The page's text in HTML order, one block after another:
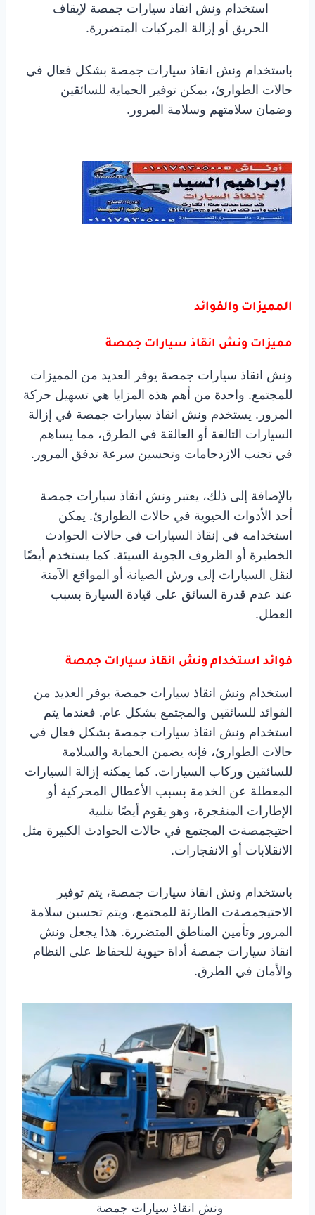
استخدام ونش انقاذ سيارات جمصة لإيقاف
الحريق أو إزالة المركبات المتضررة.
باستخدام ونش انقاذ سيارات جمصة بشكل فعال في
حالات الطوارئ، يمكن توفير الحماية للسائقين
وضمان سلامتهم وسلامة المرور.
المميزات والفوائد
مميزات ونش انقاذ سيارات جمصة
ونش انقاذ سيارات جمصة يوفر العديد من المميزات
للمجتمع. واحدة من أهم هذه المزايا هي تسهيل حركة
المرور. يستخدم ونش انقاذ سيارات جمصة في إزالة
السيارات التالفة أو العالقة في الطرق، مما يساهم
في تجنب الازدحامات وتحسين سرعة تدفق المرور.
بالإضافة إلى ذلك، يعتبر ونش انقاذ سيارات جمصة
أحد الأدوات الحيوية في حالات الطوارئ. يمكن
استخدامه في إنقاذ السيارات في حالات الحوادث
الخطيرة أو الظروف الجوية السيئة. كما يستخدم أيضًا
لنقل السيارات إلى ورش الصيانة أو المواقع الآمنة
عند عدم قدرة السائق على قيادة السيارة بسبب
العطل.
فوائد استخدام ونش انقاذ سيارات جمصة
استخدام ونش انقاذ سيارات جمصة يوفر العديد من
الفوائد للسائقين والمجتمع بشكل عام. فعندما يتم
استخدام ونش انقاذ سيارات جمصة بشكل فعال في
حالات الطوارئ، فإنه يضمن الحماية والسلامة
للسائقين وركاب السيارات. كما يمكنه إزالة السيارات
المعطلة عن الخدمة بسبب الأعطال المحركية أو
الإطارات المنفجرة، وهو يقوم أيضًا بتلبية
احتيجمصةت المجتمع في حالات الحوادث الكبيرة مثل
الانقلابات أو الانفجارات.
باستخدام ونش انقاذ سيارات جمصة، يتم توفير
الاحتيجمصةت الطارئة للمجتمع، ويتم تحسين سلامة
المرور وتأمين المناطق المتضررة. هذا يجعل ونش
انقاذ سيارات جمصة أداة حيوية للحفاظ على النظام
والأمان في الطرق.
ونش انقاذ سيارات جمصة